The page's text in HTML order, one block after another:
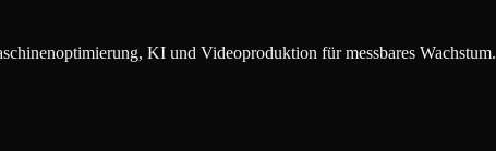
KI und Videoproduktion für messbares Wachstum.